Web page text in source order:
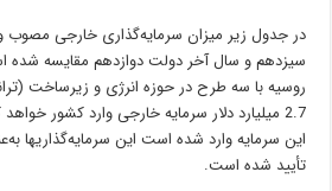
در جدول زیر میزان سرمایه‌گذاری خارجی مصوب
سیزدهم و سال آخر دولت دوازدهم مقایسه شده
روسیه با سه طرح در حوزه انرژی و زیرساخت
2.7 میلیارد دلار سرمایه خارجی وارد کشور
این سرمایه وارد شده است این سرمایه‌گذاریها
تأیید شده است.